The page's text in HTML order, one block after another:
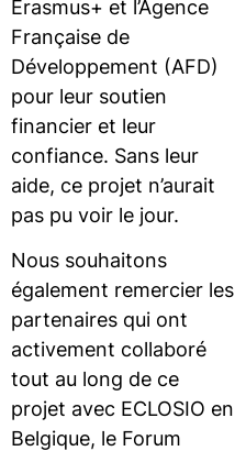
Erasmus+ et l’Agence
Française de
Développement (AFD)
pour leur soutien
financier et leur
confiance. Sans leur
aide, ce projet n’aurait
pas pu voir le jour.
Nous souhaitons
également remercier les
partenaires qui ont
activement collaboré
tout au long de ce
projet avec ECLOSIO en
Belgique, le Forum